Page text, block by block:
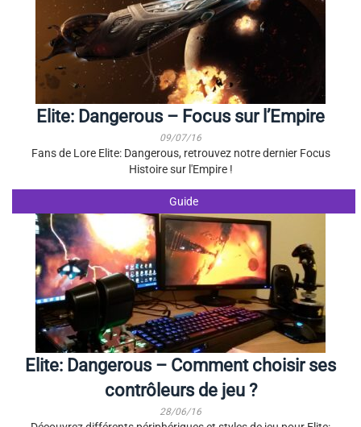
Elite: Dangerous – Focus sur l’Empire
09/07/16
Fans de Lore Elite: Dangerous, retrouvez notre dernier Focus
Histoire sur l'Empire !
Guide
Elite: Dangerous – Comment choisir ses
contrôleurs de jeu ?
28/06/16